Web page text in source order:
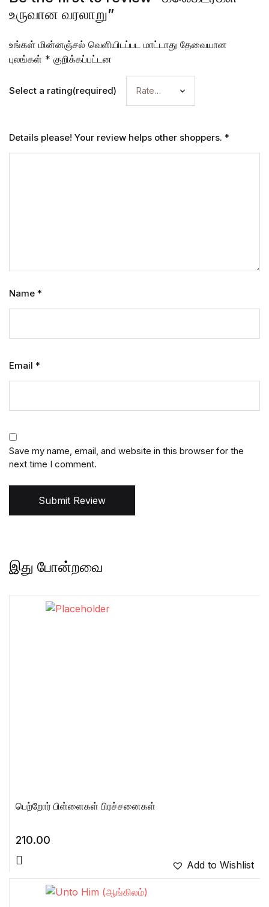
உருவான வரலாறு”
உங்கள் மின்னஞ்சல் வெளியிடப்பட மாட்டாது தேவையான
புலங்கள் * குறிக்கப்பட்டன
Select a rating(required)
Details please! Your review helps other shoppers. *
Name *
Email *
Save my name, email, and website in this browser for the
next time I comment.
Submit Review
இது போன்றவை
பெற்றோர் பிள்ளைகள் பிரச்சனைகள்
210.00
Add to Wishlist